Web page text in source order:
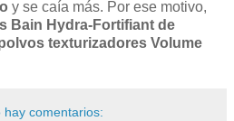
y se caía más. Por ese motivo,
Bain Hydra-Fortifiant de
texturizadores Volume
hay comentarios: